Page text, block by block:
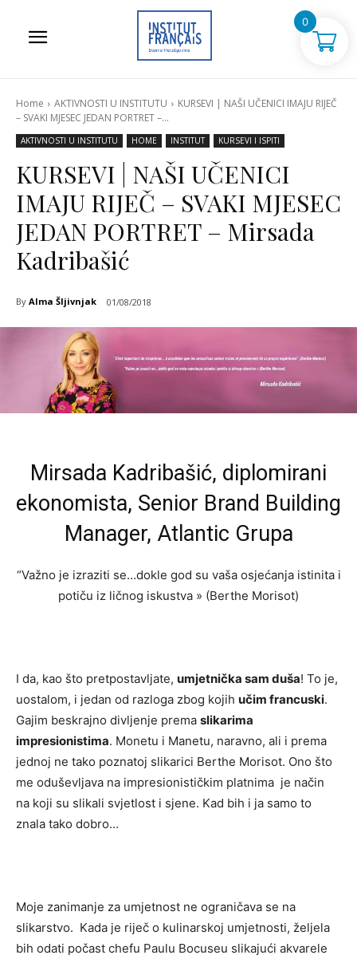
Home AKTIVNOSTI U INSTITUTU
KURSEVI | NAŠI UČENICI IMAJU RIJEČ
– SVAKI MJESEC JEDAN PORTRET –...
AKTIVNOSTI U INSTITUTU HOME INSTITUT KURSEVI I ISPITI
KURSEVI | NAŠI UČENICI
IMAJU RIJEČ – SVAKI MJESEC
JEDAN PORTRET – Mirsada
Kadribašić
By Alma Šljivnjak 01/08/2018
Mirsada Kadribašić, diplomirani
ekonomista, Senior Brand Building
Manager, Atlantic Grupa
“Važno je izraziti se…dokle god su vaša osjećanja istinita i
potiču iz ličnog iskustva » (Berthe Morisot)
I da, kao što pretpostavljate, umjetnička sam duša! To je,
uostalom, i jedan od razloga zbog kojih učim francuski.
Gajim beskrajno divljenje prema slikarima
impresionistima. Monetu i Manetu, naravno, ali i prema
jednoj ne tako poznatoj slikarici Berthe Morisot. Ono što
me oduševljava na impresionističkim platnima je način
na koji su slikali svjetlost i sjene. Kad bih i ja samo to
znala tako dobro…
Moje zanimanje za umjetnost ne ograničava se na
slikarstvo. Kada je riječ o kulinarskoj umjetnosti, željela
bih odati počast chefu Paulu Bocuseu slikajući akvarele
0